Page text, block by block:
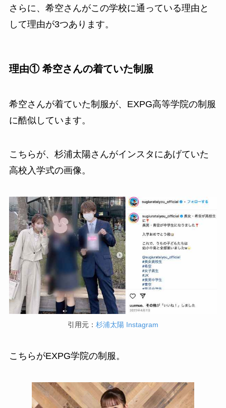
さらに、希空さんがこの学校に通っている理由と
して理由が3つあります。
理由① 希空さんの着ていた制服
希空さんが着ていた制服が、EXPG高等学院の制服
に酷似しています。
こちらが、杉浦太陽さんがインスタにあげていた
高校入学式の画像。
引用元： 杉浦太陽 Instagram
こちらがEXPG学院の制服。